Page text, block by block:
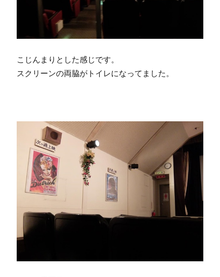
こじんまりとした感じです。
スクリーンの両脇がトイレになってました。